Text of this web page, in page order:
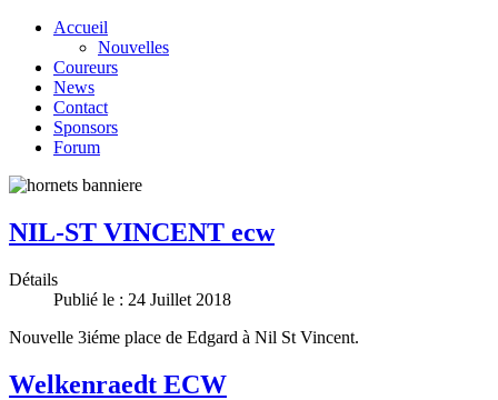
Accueil
Nouvelles
Coureurs
News
Contact
Sponsors
Forum
NIL-ST VINCENT ecw
Détails
Publié le : 24 Juillet 2018
Nouvelle 3iéme place de Edgard à Nil St Vincent.
Welkenraedt ECW